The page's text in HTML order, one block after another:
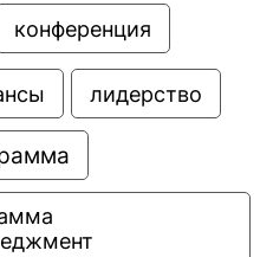
конференция
лидерство